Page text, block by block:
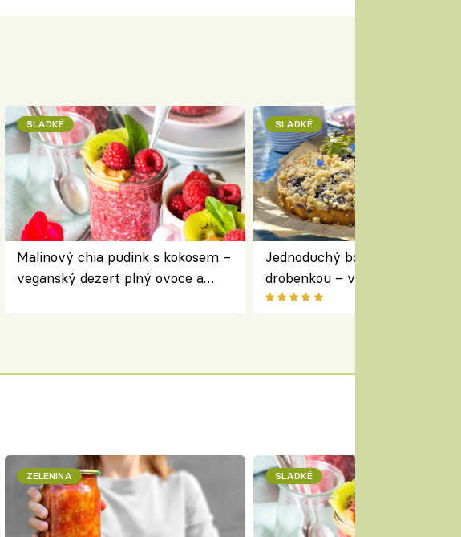
SLADKÉ
Malinový chia pudink s kokosem –
veganský dezert plný ovoce a
SLADKÉ
Jednoduchý borůvkový koláč s
drobenkou – vláčný moučník
ovoce
ZELENINA SLADKÉ